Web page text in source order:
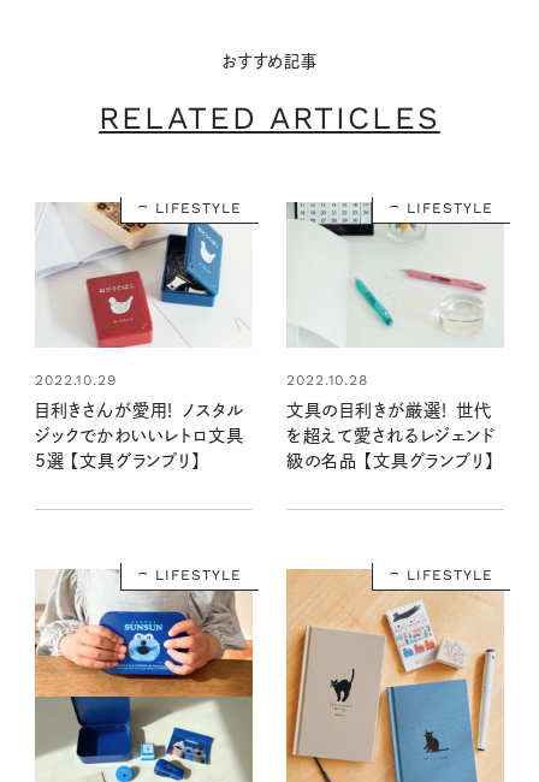
おすすめ記事
RELATED ARTICLES
LIFESTYLE
2022.10.29
目利きさんが愛用！ ノスタル
ジックでかわいいレトロ文具
5選 【文具グランプリ】
LIFESTYLE
2022.10.28
文具の目利きが厳選！ 世代
を超えて愛されるレジェンド
級の名品 【文具グランプリ】
LIFESTYLE LIFESTYLE